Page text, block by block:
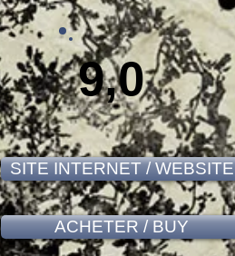
9,0
SITE INTERNET / WEBSITE
ACHETER / BUY